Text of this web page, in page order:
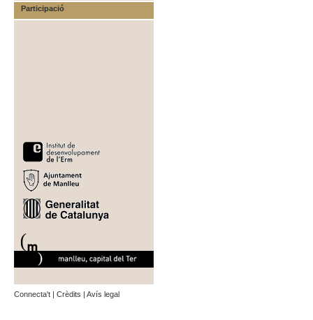
Participació
Connecta't | Crèdits | Avís legal